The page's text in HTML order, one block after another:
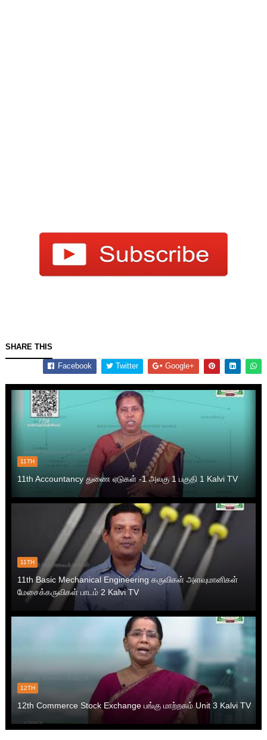
SHARE THIS
Facebook Twitter Google+
11TH
11th Accountancy துணை ஏடுகள் -1 அலகு 1 பகுதி 1 Kalvi TV
11TH
11th Basic Mechanical Engineering கருவிகள் அளவுமானிகள்
மேசைக்கருவிகள் பாடம் 2 Kalvi TV
12TH
12th Commerce Stock Exchange பங்கு மாற்றகம் Unit 3 Kalvi TV